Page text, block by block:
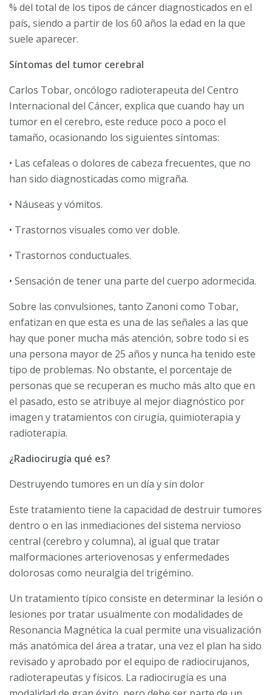
% del total de los tipos de cáncer diagnosticados en el
país, siendo a partir de los 60 años la edad en la que
suele aparecer.
Síntomas del tumor cerebral
Carlos Tobar, oncólogo radio­terapeuta del Centro
Interna­cional del Cáncer, explica que cuando hay un
tumor en el ce­rebro, este reduce poco a poco el
tamaño, ocasionando los siguientes síntomas:
• Las cefaleas o dolores de ca­beza frecuentes, que no
han sido diagnosticadas como migraña.
• Náuseas y vómitos.
• Trastornos visuales como ver doble.
• Trastornos conductuales.
• Sensación de tener una parte del cuerpo adormecida.
Sobre las convulsiones, tanto Zanoni como Tobar,
enfatizan en que esta es una de las señales a las que
hay que poner mucha más atención, sobre todo si es
una persona mayor de 25 años y nunca ha tenido este
tipo de problemas. No obstante, el por­centaje de
personas que se recu­peran es mucho más alto que en
el pasado, esto se atribuye al mejor diagnóstico por
imagen y tratamientos con cirugía, qui­mioterapia y
radioterapia.
¿Radiocirugía qué es?
Destruyendo tumores en un día y sin dolor
Este tratamiento tiene la capacidad de destruir tumores
dentro o en las inmediaciones del sistema nervioso
central (cerebro y columna), al igual que tratar
malformaciones arteriovenosas y enfermedades
dolorosas como neuralgia del trigémino.
Un tratamiento típico consiste en deter­minar la lesión o
lesiones por tratar usual­mente con modalidades de
Resonancia Magnética la cual permite una visualización
más anatómica del área a tratar, una vez el plan ha sido
revisado y aprobado por el equipo de radiocirujanos,
radioterapeutas y físicos. La radiocirugía es una